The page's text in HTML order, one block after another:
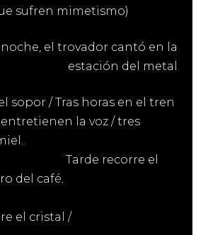
sufren mimetismo)
noche, el trovador cantó en la
estación del metal
sopor / Tras horas en el tren
la voz / tres
recorre el
del café.
el cristal /